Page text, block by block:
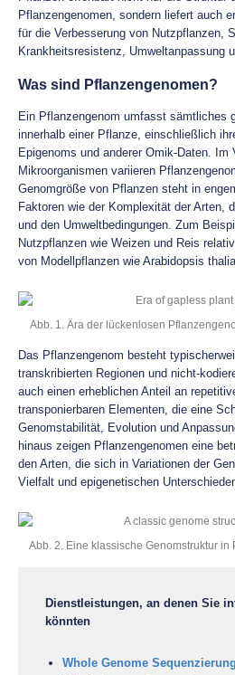
Pflanzengenomen, sondern liefert auch
für die Verbesserung von Nutzpflanzen,
Krankheitsresistenz, Umweltanpassung
Was sind Pflanzengenomen?
Ein Pflanzengenom umfasst sämtliches
innerhalb einer Pflanze, einschließlich
Epigenoms und anderer Omik-Daten. Im
Mikroorganismen variieren
Genomgröße von Pflanzen steht in
Faktoren wie der Komplexität der Arten,
und den Umweltbedingungen. Zum
Nutzpflanzen wie Weizen und Reis
von Modellpflanzen wie Arabidopsis
Abb. 1. Ära der lückenlosen
Das Pflanzengenom besteht
transkribierten Regionen und nicht-
auch einen erheblichen Anteil an
transponierbaren Elementen, die eine
Genomstabilität, Evolution und
hinaus zeigen Pflanzengenomen eine
den Arten, die sich in Variationen der
Vielfalt und epigenetischen
Abb. 2. Eine klassische Genomstruktur in
Dienstleistungen, an denen Sie
könnten
Whole Genome Sequenzierung